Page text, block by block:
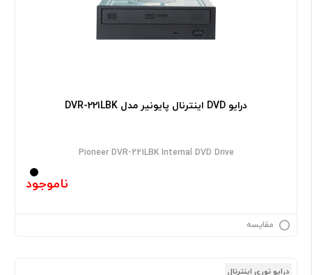
درایو DVD اینترنال پایونیر مدل DVR-221LBK
Pioneer DVR-221LBK Internal DVD Drive
ناموجود
مقایسه
درایو نوری اینترنال